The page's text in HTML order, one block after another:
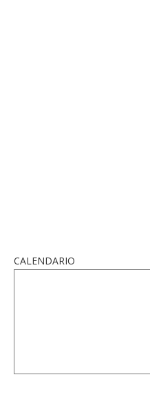
CALENDARIO